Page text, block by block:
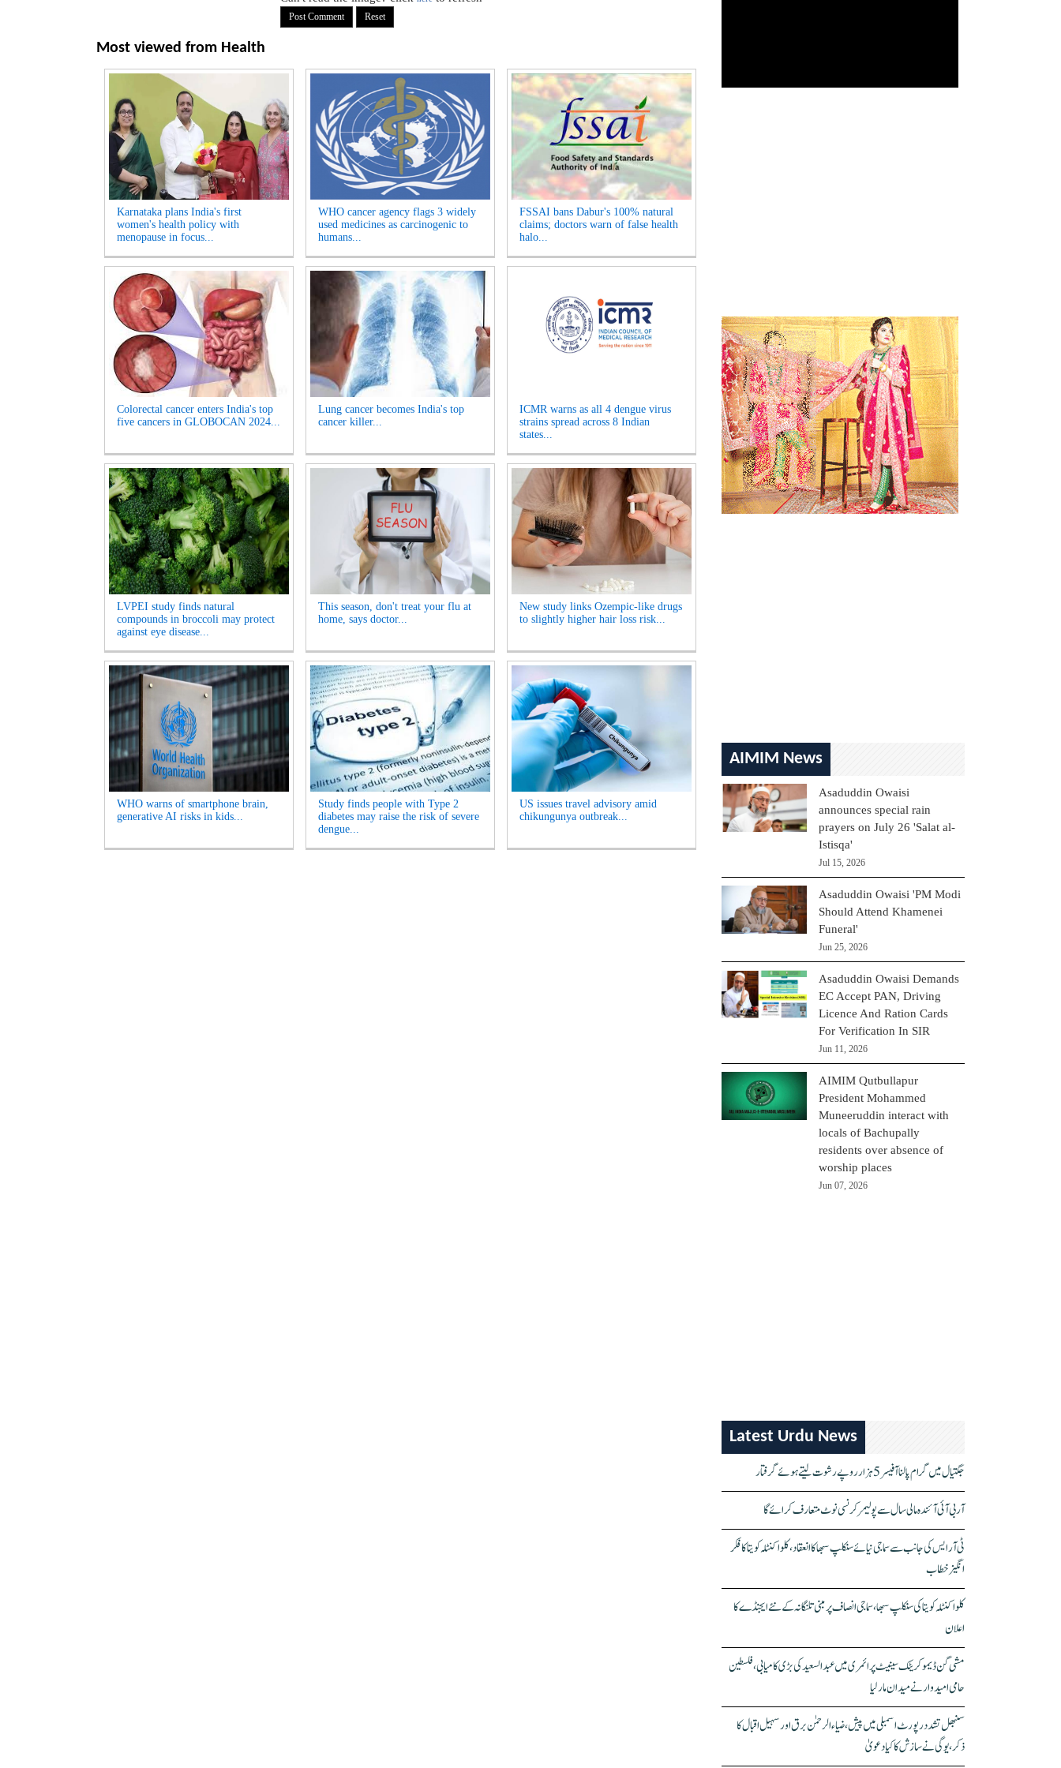
Most viewed from Health
Karnataka plans India's first
women's health policy with
menopause in focus...
WHO cancer agency flags 3 widely
used medicines as carcinogenic to
humans...
FSSAI bans Dabur's 100% natural
claims; doctors warn of false health
halo...
Colorectal cancer enters India's top
five cancers in GLOBOCAN 2024...
Lung cancer becomes India's top
cancer killer...
ICMR warns as all 4 dengue virus
strains spread across 8 Indian
states...
LVPEI study finds natural
compounds in broccoli may protect
against eye disease...
This season, don't treat your flu at
home, says doctor...
New study links Ozempic-like drugs
to slightly higher hair loss risk...
WHO warns of smartphone brain,
generative AI risks in kids...
Study finds people with Type 2
diabetes may raise the risk of severe
dengue...
US issues travel advisory amid
chikungunya outbreak...
AIMIM News
Asaduddin Owaisi
announces special rain
prayers on July 26 'Salat al-
Istisqa'
Jul 15, 2026
Asaduddin Owaisi 'PM Modi
Should Attend Khamenei
Funeral'
Jun 25, 2026
Asaduddin Owaisi Demands
EC Accept PAN, Driving
Licence And Ration Cards
For Verification In SIR
Jun 11, 2026
AIMIM Qutbullapur
President Mohammed
Muneeruddin interact with
locals of Bachupally
residents over absence of
worship places
Jun 07, 2026
Latest Urdu News
جگتیال میں گرام پالنا آفیسر 5 ہزار روپے رشوت لیتے ہوئے گرفتار
آر بی آئی آئندہ مالی سال سے پولیمر کرنسی نوٹ متعارف کرائے گا
ٹی آر ایس کی جانب سے سماجی نیائے سنکلپ سبھا کا انعقاد، کلواکنٹلہ کویتا کا فکر
انگیز خطاب
کلواکنٹلہ کویتا کی سنکلپ سبھا، سماجی انصاف پر مبنی تلنگانہ کے نئے ایجنڈے کا
اعلان
مشی گن ڈیموکریٹک سینیٹ پرائمری میں عبدالسعید کی بڑی کامیابی، فلسطین
حامی امیدوار نے میدان مار لیا
سنبھل تشدد رپورٹ اسمبلی میں پیش، ضیاء الرحمٰن برق اور سہیل اقبال کا
ذکر، یوگی نے سازش کا کیا دعویٰ